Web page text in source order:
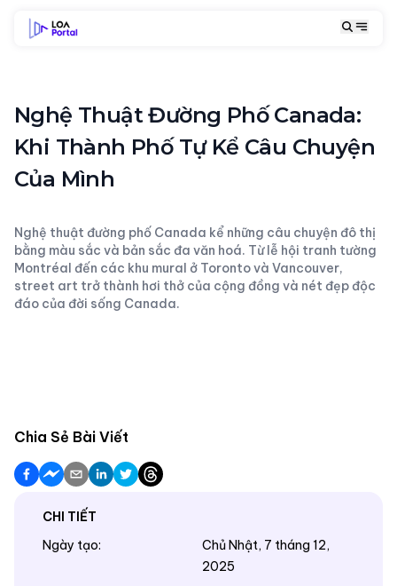
Nghệ Thuật Đường Phố Canada:
Khi Thành Phố Tự Kể Câu Chuyện
Của Mình
Nghệ thuật đường phố Canada kể những câu chuyện đô thị
bằng màu sắc và bản sắc đa văn hoá. Từ lễ hội tranh tường
Montréal đến các khu mural ở Toronto và Vancouver,
street art trở thành hơi thở của cộng đồng và nét đẹp độc
đáo của đời sống Canada.
Chia Sẻ Bài Viết
CHI TIẾT
Ngày tạo:
Chủ Nhật, 7 tháng 12,
2025